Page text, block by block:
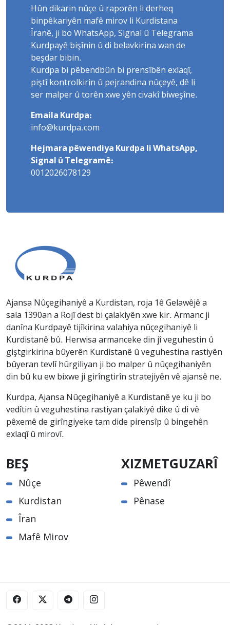
Hûn dikarin nûçe û raporên li derheq
binpêkariyên mafê mirov li Kurdistana
Îranê, ji bo WhatsApp, Signal û Telegrama
Kurdpayê bişînin û di belavkirina wan de
beşdar bibin.
Kurdpa bi pêbendbûn bi prensîbên exlaqî,
piştî kontrolkirin û pejrandina nûçeyê, dê li
ser malper û torên xwe yên civakî biweşîne.
Emaila Kurdpa:
info@kurdpa.com
Hejmara pêwendiya Kurdpa li WhatsApp,
Signal û Telegramê:
0012026078129
Ajansa Nûçegihaniyê a Kurdistan, roja 1ê Gelawêjê a
sala 1390an a Rojî dest bi çalakiyên xwe kir. Armanc ji
danîna Kurdpayê tijîkirina valahiya nûçegihaniyê li
Kurdistanê bû. Herwisa armanceke din jî veguhestin û
giştgirkirina bûyerên Kurdistanê û veguhestina rastiyên
bûyeran tevlî hûrgiliyan ji bo malper û nûçegihaniyên
din bû ku ew bixwe ji girîngtirîn stratejiyên vê ajansê ne.
Kurdpa, Ajansa Nûçegihaniyê a Kurdistanê ye ku ji bo
vedîtin û veguhestina rastiyan çalakiyê dike û di vê
pêxemê de girîngiyeke tam dide pirensîp û bingehên
exlaqî û mirovî.
BEŞ
Nûçe
Kurdistan
Îran
Mafê Mirov
XIZMETGUZARÎ
Pêwendî
Pênase